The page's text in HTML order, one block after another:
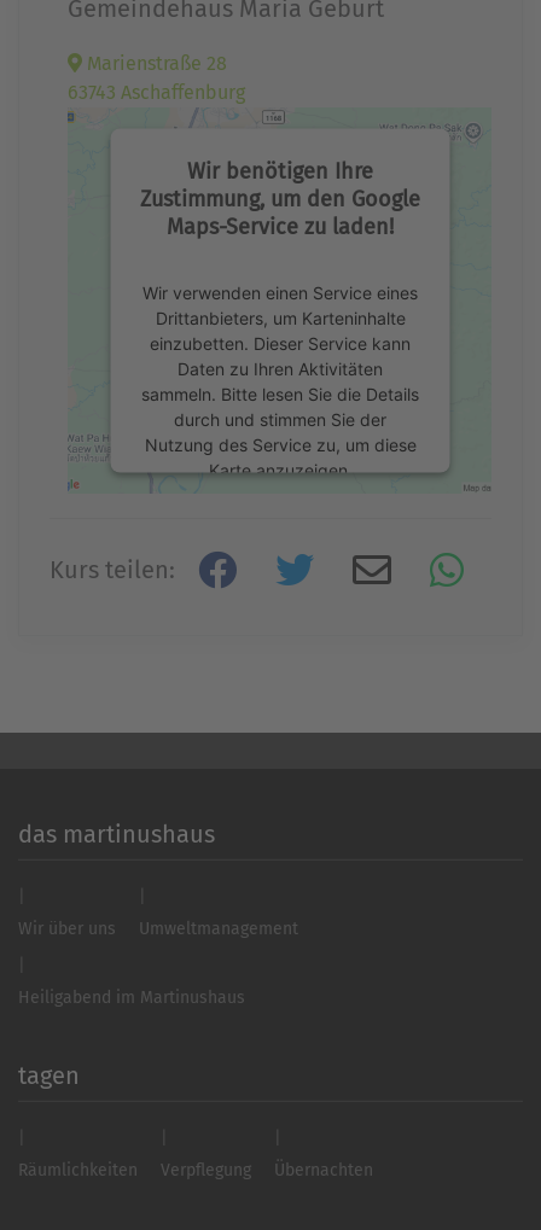
Gemeindehaus Maria Geburt
Marienstraße 28
63743 Aschaffenburg
Wir benötigen Ihre
Zustimmung, um den Google
Maps-Service zu laden!
Wir verwenden einen Service eines
Drittanbieters, um Karteninhalte
einzubetten. Dieser Service kann
Daten zu Ihren Aktivitäten
sammeln. Bitte lesen Sie die Details
durch und stimmen Sie der
Nutzung des Service zu, um diese
Karte anzuzeigen.
Kurs teilen:
das martinushaus
Wir über uns Umweltmanagement
Heiligabend im Martinushaus
tagen
Räumlichkeiten Verpflegung Übernachten